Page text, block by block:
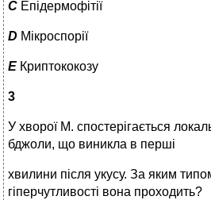
C Епідермофітії
D Мікроспорії
E Криптококозу
3
У хворої М. спостерігається
бджоли, що виникла в перші
хвилини після укусу. За яким
гіперчутливості вона проходить?